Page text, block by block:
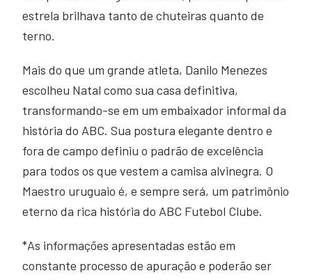
estrela brilhava tanto de chuteiras quanto de
terno.
Mais do que um grande atleta, Danilo Menezes
escolheu Natal como sua casa definitiva,
transformando-se em um embaixador informal da
história do ABC. Sua postura elegante dentro e
fora de campo definiu o padrão de excelência
para todos os que vestem a camisa alvinegra. O
Maestro uruguaio é, e sempre será, um patrimônio
eterno da rica história do ABC Futebol Clube.
*As informações apresentadas estão em
constante processo de apuração e poderão ser